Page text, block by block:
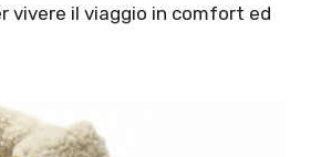
vivere il viaggio in comfort ed